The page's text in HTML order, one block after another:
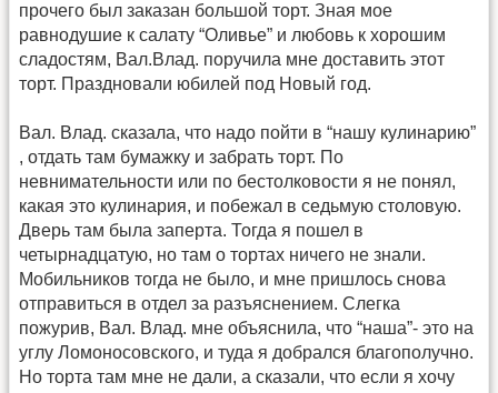
прочего был заказан большой торт. Зная мое
равнодушие к салату “Оливье” и любовь к хорошим
сладостям, Вал.Влад. поручила мне доставить этот
торт. Праздновали юбилей под Новый год.
Вал. Влад. сказала, что надо пойти в “нашу кулинарию”
, отдать там бумажку и забрать торт. По
невнимательности или по бестолковости я не понял,
какая это кулинария, и побежал в седьмую столовую.
Дверь там была заперта. Тогда я пошел в
четырнадцатую, но там о тортах ничего не знали.
Мобильников тогда не было, и мне пришлось снова
отправиться в отдел за разъяснением. Слегка
пожурив, Вал. Влад. мне объяснила, что “наша”- это на
углу Ломоносовского, и туда я добрался благополучно.
Но торта там мне не дали, а сказали, что если я хочу